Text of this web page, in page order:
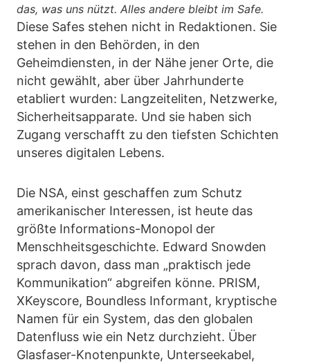
das, was uns nützt. Alles andere bleibt im Safe.
Diese Safes stehen nicht in Redaktionen. Sie
stehen in den Behörden, in den
Geheimdiensten, in der Nähe jener Orte, die
nicht gewählt, aber über Jahrhunderte
etabliert wurden: Langzeiteliten, Netzwerke,
Sicherheitsapparate. Und sie haben sich
Zugang verschafft zu den tiefsten Schichten
unseres digitalen Lebens.
Die NSA, einst geschaffen zum Schutz
amerikanischer Interessen, ist heute das
größte Informations-Monopol der
Menschheitsgeschichte. Edward Snowden
sprach davon, dass man „praktisch jede
Kommunikation“ abgreifen könne. PRISM,
XKeyscore, Boundless Informant, kryptische
Namen für ein System, das den globalen
Datenfluss wie ein Netz durchzieht. Über
Glasfaser-Knotenpunkte, Unterseekabel,